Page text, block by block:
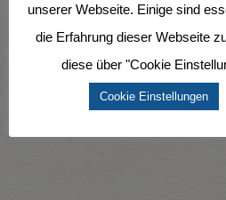
Facebook Twitter
unserer Webseite. Einige sind
die Erfahrung dieser Webseite
diese über "Cookie
Cookie Einstellungen